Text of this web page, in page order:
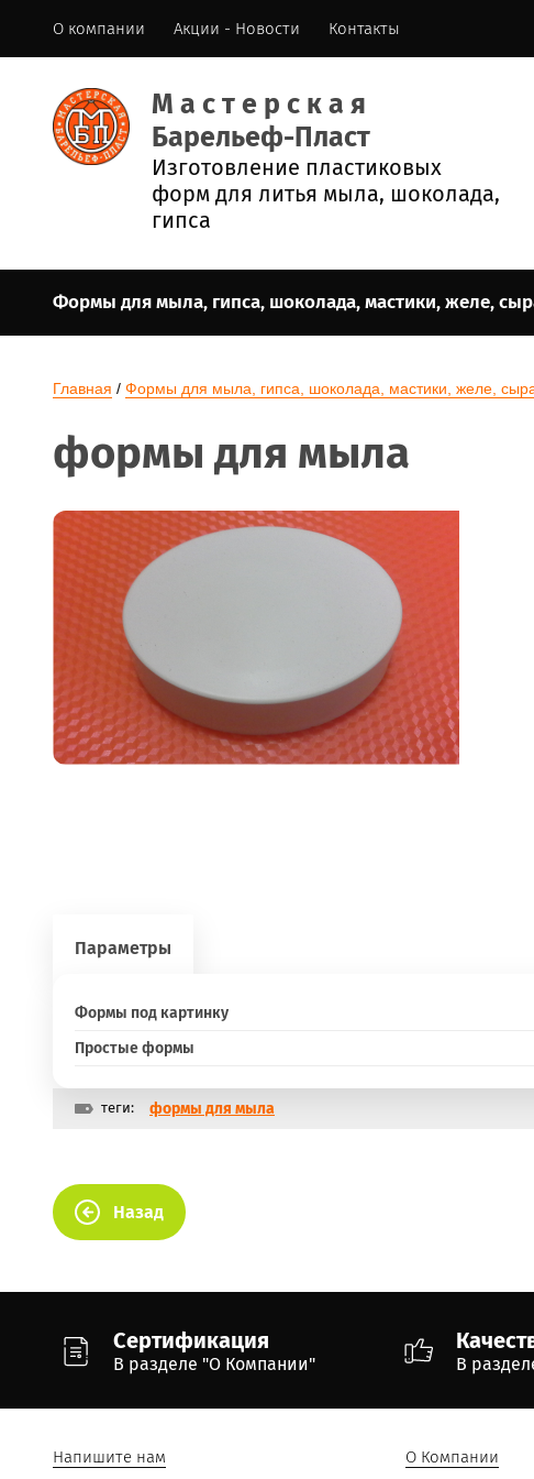
О компании Акции - Новости Контакты
М а с т е р с к а я
Барельеф-Пласт
Изготовление пластиковых
форм для литья мыла, шоколада,
гипса
Формы для мыла, гипса, шоколада, мастики, желе,
Главная / Формы для мыла, гипса, шоколада, мастики, желе,
формы для мыла
Параметры
Формы под картинку
Простые формы
теги: формы для мыла
Назад
Сертификация
В разделе "О Компании" В
Напишите нам О Компании